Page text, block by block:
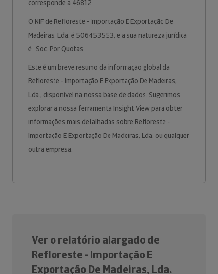
corresponde a 46812.
O NIF de Refloreste - Importação E Exportação De
Madeiras, Lda. é 506453553, e a sua natureza jurídica
é Soc. Por Quotas.
Este é um breve resumo da informação global da
Refloreste - Importação E Exportação De Madeiras,
Lda., disponível na nossa base de dados. Sugerimos
explorar a nossa ferramenta Insight View para obter
informações mais detalhadas sobre Refloreste -
Importação E Exportação De Madeiras, Lda. ou qualquer
outra empresa.
Ver o relatório alargado de
Refloreste - Importação E
Exportação De Madeiras, Lda.